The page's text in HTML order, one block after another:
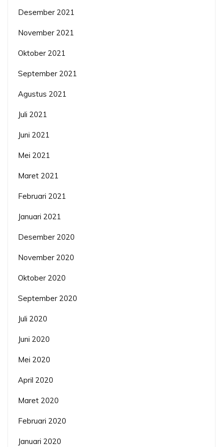
Desember 2021
November 2021
Oktober 2021
September 2021
Agustus 2021
Juli 2021
Juni 2021
Mei 2021
Maret 2021
Februari 2021
Januari 2021
Desember 2020
November 2020
Oktober 2020
September 2020
Juli 2020
Juni 2020
Mei 2020
April 2020
Maret 2020
Februari 2020
Januari 2020